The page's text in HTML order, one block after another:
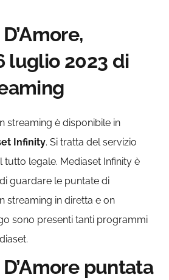
luglio 2023 di
streaming è disponibile in
Infinity. Si tratta del servizio
tutto legale. Mediaset Infinity è
guardare le puntate di
streaming in diretta e on
sono presenti tanti programmi
puntata